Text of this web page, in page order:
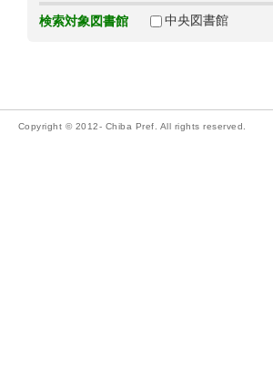
検索対象図書館 中央図書館
Copyright © 2012- Chiba Pref. All rights reserved.